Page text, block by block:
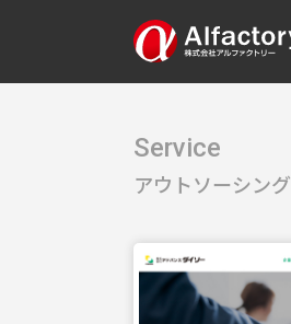
Service
アウトソーシング